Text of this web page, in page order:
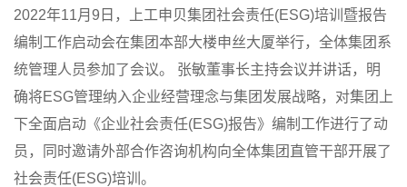
2022年11月9日，上工申贝集团社会责任(ESG)培训暨报告
编制工作启动会在集团本部大楼申丝大厦举行，全体集团系
统管理人员参加了会议。 张敏董事长主持会议并讲话，明
确将ESG管理纳入企业经营理念与集团发展战略，对集团上
下全面启动《企业社会责任(ESG)报告》编制工作进行了动
员，同时邀请外部合作咨询机构向全体集团直管干部开展了
社会责任(ESG)培训。